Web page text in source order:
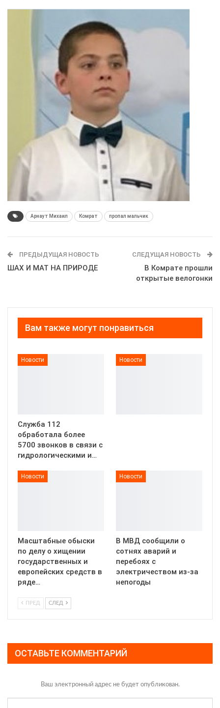
Арнаут Михаил Комрат пропал мальчик
ПРЕДЫДУЩАЯ НОВОСТЬ
ШАХ И МАТ НА ПРИРОДЕ
СЛЕДУЩАЯ НОВОСТЬ
В Комрате прошли
открытые велогонки
Вам также могут понравиться
Новости
Служба 112
обработала более
5700 звонков в связи с
гидрологическими и…
Новости
Новости
Масштабные обыски
по делу о хищении
государственных и
европейских средств в
ряде…
Новости
В МВД сообщили о
сотнях аварий и
перебоях с
электричеством из-за
непогоды
ПРЕД СЛЕД
ОСТАВЬТЕ КОММЕНТАРИЙ
Ваш электронный адрес не будет опубликован.